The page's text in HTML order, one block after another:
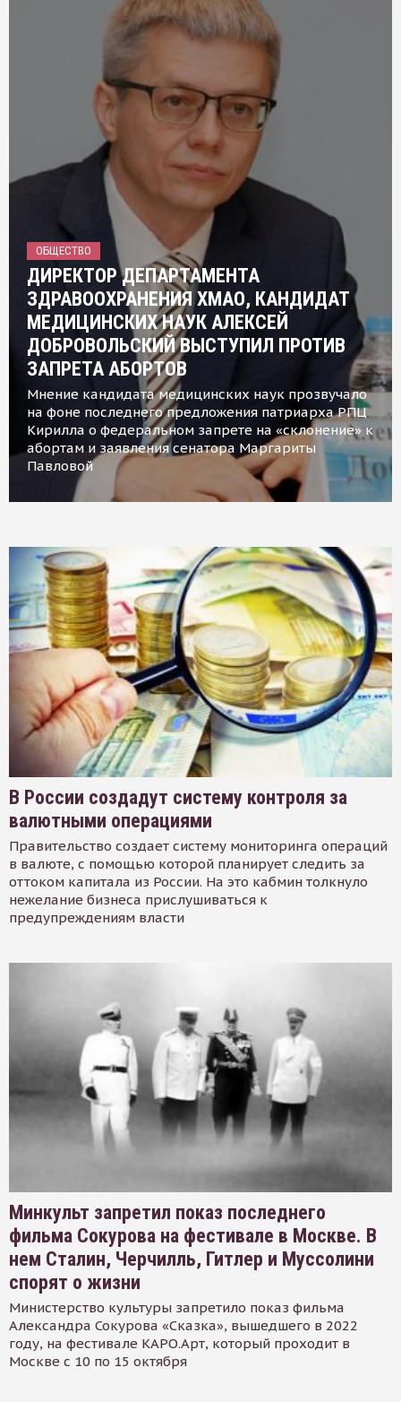
ОБЩЕСТВО
ДИРЕКТОР ДЕПАРТАМЕНТА
ЗДРАВООХРАНЕНИЯ ХМАО, КАНДИДАТ
МЕДИЦИНСКИХ НАУК АЛЕКСЕЙ
ДОБРОВОЛЬСКИЙ ВЫСТУПИЛ ПРОТИВ
ЗАПРЕТА АБОРТОВ
Мнение кандидата медицинских наук прозвучало
на фоне последнего предложения патриарха РПЦ
Кирилла о федеральном запрете на «склонение» к
абортам и заявления сенатора Маргариты
Павловой
В России создадут систему контроля за
валютными операциями
Правительство создает систему мониторинга операций
в валюте, с помощью которой планирует следить за
оттоком капитала из России. На это кабмин толкнуло
нежелание бизнеса прислушиваться к
предупреждениям власти
Минкульт запретил показ последнего
фильма Сокурова на фестивале в Москве. В
нем Сталин, Черчилль, Гитлер и Муссолини
спорят о жизни
Министерство культуры запретило показ фильма
Александра Сокурова «Сказка», вышедшего в 2022
году, на фестивале КАРО.Арт, который проходит в
Москве с 10 по 15 октября